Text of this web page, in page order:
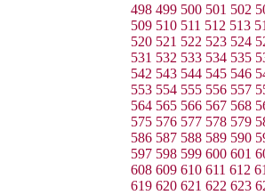
498 499 500 501 502
509 510 511 512 513
520 521 522 523 524
531 532 533 534 535
542 543 544 545 546
553 554 555 556 557
564 565 566 567 568
575 576 577 578 579
586 587 588 589 590
597 598 599 600 601
608 609 610 611 612
619 620 621 622 623